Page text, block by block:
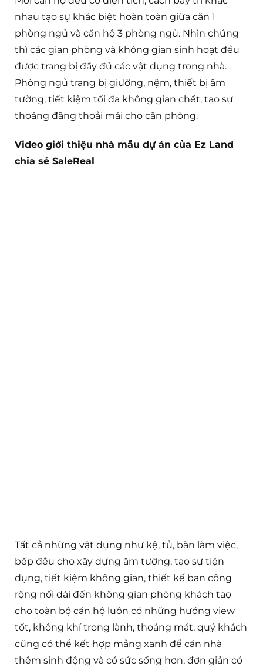
nhau tạo sự khác biệt hoàn toàn giữa căn 1
phòng ngủ và căn hộ 3 phòng ngủ. Nhìn chúng
thì các gian phòng và không gian sinh hoạt đều
được trang bị đầy đủ các vật dụng trong nhà.
Phòng ngủ trang bị giường, nệm, thiết bị âm
tường, tiết kiệm tối đa không gian chết, tạo sự
thoáng đãng thoải mái cho căn phòng.
Video giới thiệu nhà mẫu dự án của Ez Land
chia sẻ SaleReal
Tất cả những vật dụng như kệ, tủ, bàn làm việc,
bếp đều cho xây dựng âm tường, tạo sự tiện
dụng, tiết kiệm không gian, thiết kế ban công
rộng nối dài đến không gian phòng khách taọ
cho toàn bộ căn hộ luôn có những hướng view
tốt, không khí trong lành, thoáng mát, quý khách
cũng có thể kết hợp mảng xanh để căn nhà
thêm sinh động và có sức sống hơn, đơn giản có